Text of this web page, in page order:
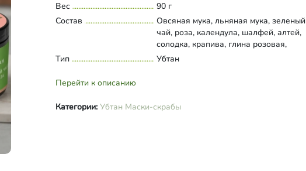
Вес
90 г
Состав
Овсяная мука, льняная мука, зеленый
чай, роза, календула, шалфей, алтей,
солодка, крапива, глина розовая,
ромашка, мать-и-мачеха.м
Развернуть состав
Тип Убтан
Перейти к описанию
Категории: Убтан Маски-скрабы